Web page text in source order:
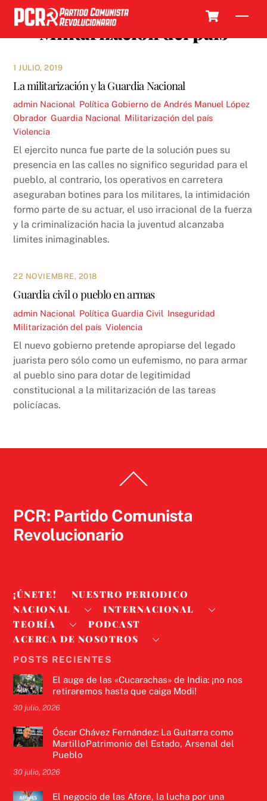
Skip
content Militarización del país
1 JULIO, 2019
La militarización y la Guardia Nacional
admin Nacional Política Gobierno de Andrés Manuel López
Obrador,Guardia Nacional Militarización del país
Violencia
El ejercito nunca fue parte de la solución pues su
presencia en las calles no significo seguridad para el
pueblo, al contrario, los operativos en carretera
aseguraban botines para los militares, la intimidación
formo parte de su actuar, el uso irracional de la fuerza
y la criminalización hacia la juventud alcanzaba
limites inimaginables.
22 NOVIEMBRE, 2018
Guardia civil o pueblo en armas
admin Nacional Política Guardia Civil Inseguridad
Militarización del país ,Violencia
El nuevo gobierno pretende apropiarse del legado
juarista pero sólo como un eufemismo, no para armar
al pueblo sino para dotar de legitimidad
constitucional a la militarización de las tareas
policíacas.
To
PCR: Partido Comunista
Revolucionario
¡ÚNETE!
NUESTRO PERIODICO
NACIONAL
INTERNACIONAL
TEORÍA
PODCAST
ACERCA DE NOSOTROS
POSTS RECIENTES
El auge de las «Cucarachas» de India: ¡no nos
retiraremos hasta que caiga Modi!
30 julio, 2026
Óscar Chávez Fernández: La Guitarra como
MartilloPatrimonio del Estado, Arsenal del
Pueblo
30 julio, 2026
El negocio de las Afore, la lucha por una